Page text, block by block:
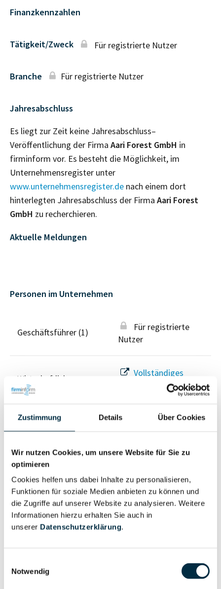
Zustimmung Details Über Cookies
Wir nutzen Cookies, um unsere Website für Sie zu
optimieren
Cookies helfen uns dabei Inhalte zu personalisieren,
Funktionen für soziale Medien anbieten zu können und
die Zugriffe auf unserer Website zu analysieren. Weitere
Informationen hierzu erhalten Sie auch in
unserer Datenschutzerklärung.
Notwendig
Finanzkennzahlen
Tätigkeit/Zweck Für registrierte Nutzer
Branche Für registrierte Nutzer
Jahresabschluss
Es liegt zur Zeit keine Jahresabschluss–
Veröffentlichung der Firma Aari Forest GmbH in
firminform vor. Es besteht die Möglichkeit, im
Unternehmensregister unter
www.unternehmensregister.de nach einem dort
hinterlegten Jahresabschluss der Firma Aari Forest
GmbH zu recherchieren.
Aktuelle Meldungen
Personen im Unternehmen
Geschäftsführer (1)
Für registrierte
Nutzer
Wirtschaftlich
Berechtigter
Vollständiges
Unternehmensprofil
Gesellschafterstruktur
Vollständiges
Unternehmensprofil
anfragen